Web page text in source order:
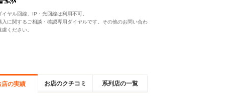
ヤル回線、IP・光回線は利用不可。
に関するご相談・確認専用ダイヤルです。その他のお問い合わ
ください。
店の実績 お店のクチコミ 系列店の一覧